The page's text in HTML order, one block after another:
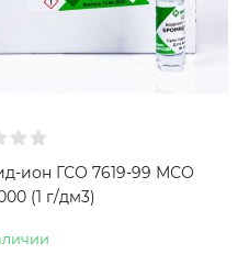
ион ГСО 7619-99 МСО
(1 г/дм3)